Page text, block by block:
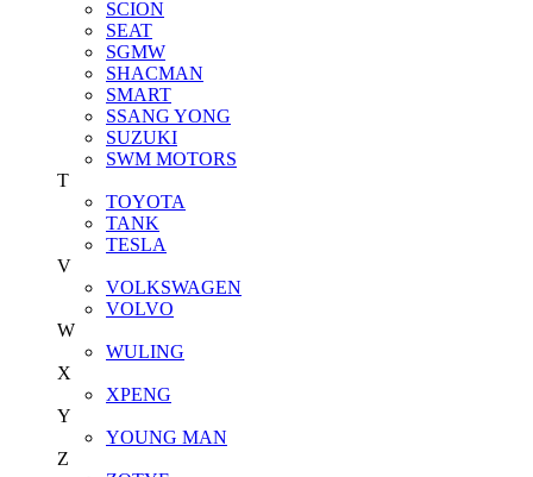
SCION
SEAT
SGMW
SHACMAN
SMART
SSANG YONG
SUZUKI
SWM MOTORS
T
TOYOTA
TANK
TESLA
V
VOLKSWAGEN
VOLVO
W
WULING
X
XPENG
Y
YOUNG MAN
Z